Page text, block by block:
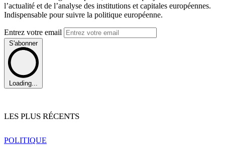
l’actualité et de l’analyse des institutions et capitales européennes.
Indispensable pour suivre la politique européenne.
Entrez votre email
S'abonner
Loading...
LES PLUS RÉCENTS
POLITIQUE